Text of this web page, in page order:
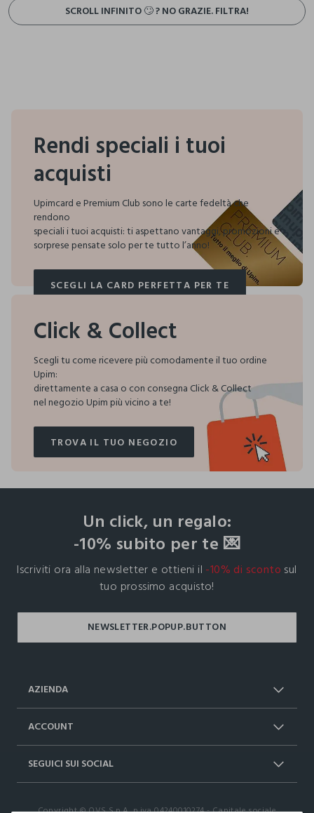
SCROLL INFINITO 🙄 ? NO GRAZIE. FILTRA!
Rendi speciali i tuoi
acquisti
Upimcard e Premium Club sono le carte fedeltà che
rendono
speciali i tuoi acquisti:ti aspettano vantaggi, promozioni e
sorprese pensate solo per te tutto l’anno!
SCEGLI LA CARD PERFETTA PER TE
SCEGLI LA CARD PERFETTA PER TE
Click & Collect
Scegli tu come ricevere più comodamente il tuo ordine
Upim:
direttamente a casa o con consegna Click & Collect
nel negozio Upim più vicino a te!
TROVA IL TUO NEGOZIO
TROVA IL TUO NEGOZIO
Un click, un regalo:
-10% subito per te 💌
Iscriviti ora alla newsletter e ottieni il -10% di sconto sul
tuo prossimo acquisto!
AZIENDA
Dichiarazione accessibilità
ACCOUNT
SEGUICI SUI SOCIAL
Copyright © OVS S.p.A, p.iva 04240010274 - Capitale sociale